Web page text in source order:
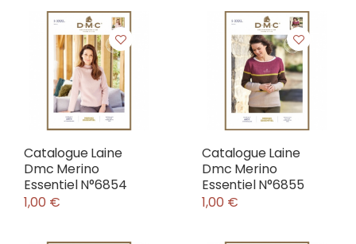
Catalogue Laine
Dmc Merino
Essentiel N°6854
1,00 €
Catalogue Laine
Dmc Merino
Essentiel N°6855
1,00 €